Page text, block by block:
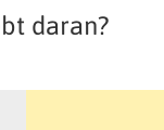
daran?